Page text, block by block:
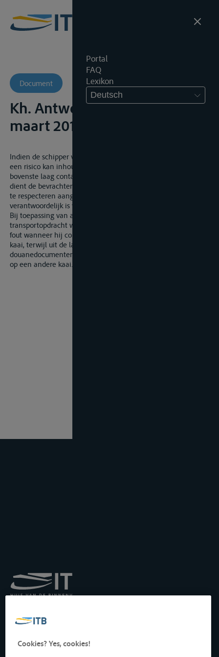
Portal
FAQ
Lexikon
Deutsch
Document
Kh. Antwerpen, 1ste K., 27
maart 2013, onuitg., A/12/1281
Indien de schipper van oordeel is dat het varen met drie lagen
een risico kan inhouden omdat de vrije ruimte tussen de
bovenste laag containers en de bruggen te gering zou worden,
dient de bevrachter deze kennelijk niet onredelijke beslissing
te respecteren aangezien de schippers immers finaal
verantwoordelijk is voor zijn schip en vervoerde lading.
Bij toepassing van art. 14 CMNI mag de bevrachter de
transportopdracht wijzigen. Bijgevolg begaat de schipper een
fout wanneer hij containers lost op de initieel aangewezen
kaai, terwijl uit de later bezorgde lichterplanning en
douanedocumenten blijkt dat deze dienden gelost te worden
op een andere kaai.
Transport auf der
Drukpersstraat 19
1000 Brüssel, Belgien
Cookies? Yes, cookies!